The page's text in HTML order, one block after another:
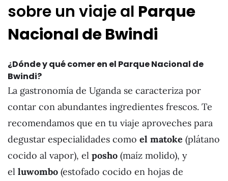
sobre un viaje al Parque
Nacional de Bwindi
¿Dónde y qué comer en el Parque Nacional de
Bwindi?
La gastronomía de Uganda se caracteriza por
contar con abundantes ingredientes frescos. Te
recomendamos que en tu viaje aproveches para
degustar especialidades como el matoke (plátano
cocido al vapor), el posho (maíz molido), y
el luwombo (estofado cocido en hojas de